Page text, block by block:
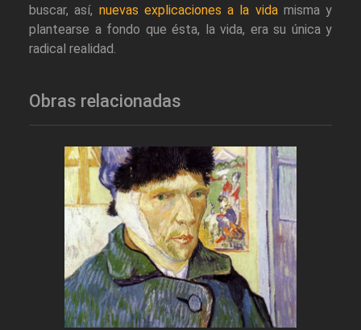
buscar, así, nuevas explicaciones a la vidamisma y
plantearse a fondo que ésta, la vida, era su única y
radical realidad.
Obras relacionadas